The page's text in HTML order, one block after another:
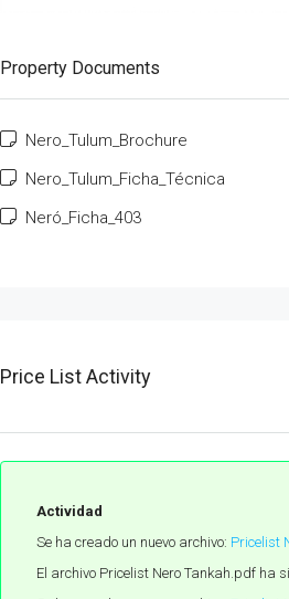
Property Documents
Nero_Tulum_Brochure
Nero_Tulum_Ficha_Técnica
Neró_Ficha_403
Price List Activity
Actividad
Se ha creado un nuevo archivo: Pricelist
El archivo Pricelist Nero Tankah.pdf ha